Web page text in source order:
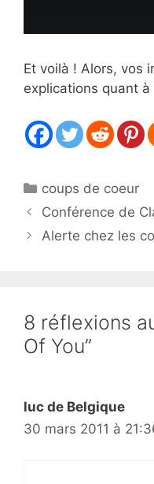
Et voilà ! Alors, vos
explications quant
Catégories
coups de coeur
Conférence de
Alerte chez les
8 réflexions
Of You”
luc de Belgique
30 mars 2011 à